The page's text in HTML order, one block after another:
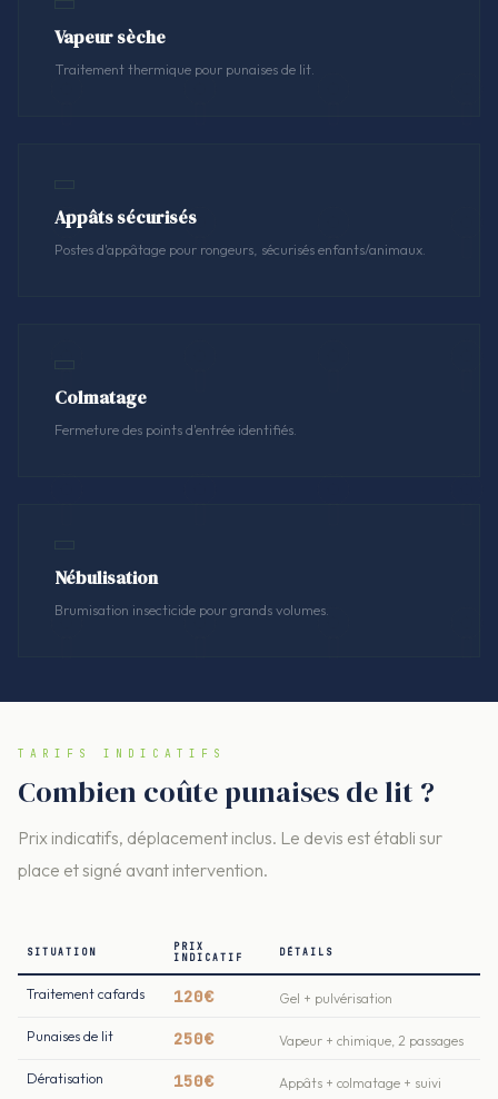
Vapeur sèche
Traitement thermique pour punaises de lit.
Appâts sécurisés
Postes d'appâtage pour rongeurs, sécurisés enfants/animaux.
Colmatage
Fermeture des points d'entrée identifiés.
Nébulisation
Brumisation insecticide pour grands volumes.
TARIFS INDICATIFS
Combien coûte punaises de lit ?
Prix indicatifs, déplacement inclus. Le devis est établi sur
place et signé avant intervention.
SITUATION
PRIX
INDICATIF
DÉTAILS
Traitement cafards 120€ Gel + pulvérisation
Punaises de lit 250€ Vapeur + chimique, 2 passages
Dératisation 150€ Appâts + colmatage + suivi